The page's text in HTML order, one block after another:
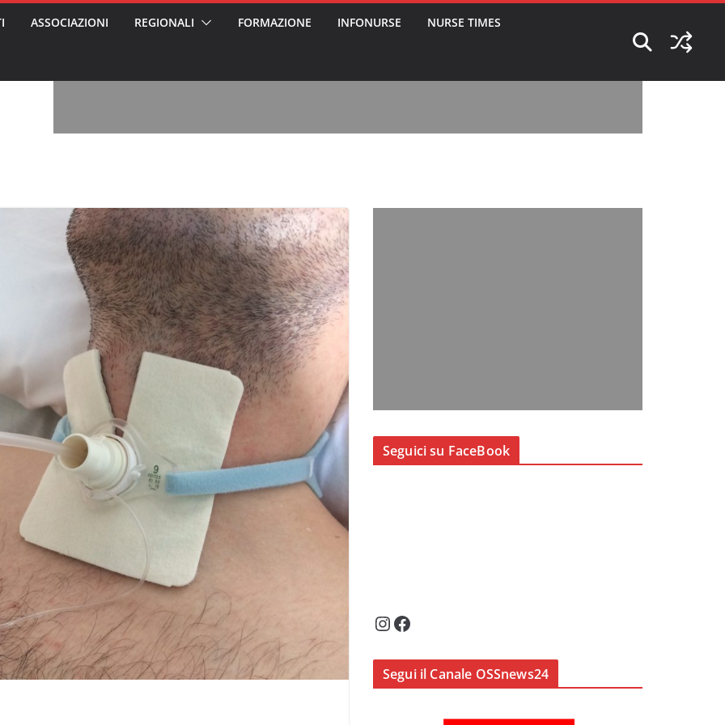
pubblico
sanitari
tutto quello
su
Chi ci perde?
per gli oss?”
ASSOCIAZIONI REGIONALI FORMAZIONE INFONURSE NURSE TIMES
Seguici su FaceBook
InstagramFacebook
Segui il Canale OSSnews24